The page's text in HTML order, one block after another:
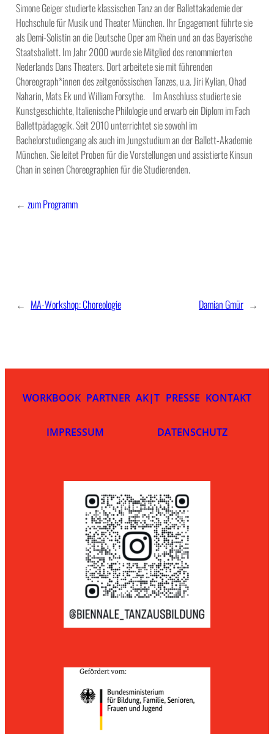
Simone Geiger studierte klassischen Tanz an der Ballettakademie der
Hochschule für Musik und Theater München. Ihr Engagement führte sie
als Demi-Solistin an die Deutsche Oper am Rhein und an das Bayerische
Staatsballett. Im Jahr 2000 wurde sie Mitglied des renommierten
Nederlands Dans Theaters. Dort arbeitete sie mit führenden
Choreograph*innen des zeitgenössischen Tanzes, u.a. Jiri Kylian, Ohad
Naharin, Mats Ek und William Forsythe. Im Anschluss studierte sie
Kunstgeschichte, Italienische Philologie und erwarb ein Diplom im Fach
Ballettpädagogik. Seit 2010 unterrichtet sie sowohl im
Bachelorstudiengang als auch im Jungstudium an der Ballett-Akademie
München. Sie leitet Proben für die Vorstellungen und assistierte Kinsun
Chan in seinen Choreographien für die Studierenden.
← zum Programm
← MA-Workshop: Choreologie Damian Gmür →
WORKBOOK PARTNER AK|T PRESSE KONTAKT
IMPRESSUM DATENSCHUTZ